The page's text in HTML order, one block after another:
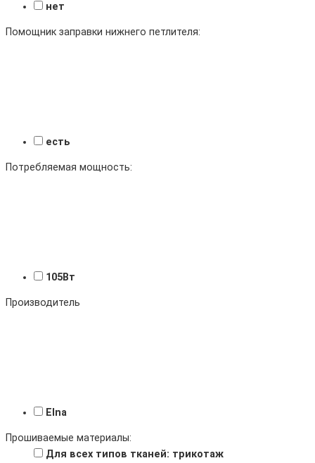
нет
Помощник заправки нижнего петлителя:
есть
Потребляемая мощность:
105Вт
Производитель
Elna
Прошиваемые материалы:
Для всех типов тканей: трикотаж